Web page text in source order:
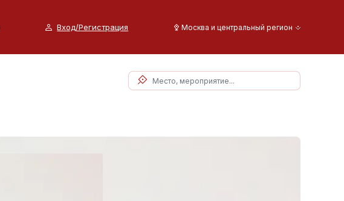
Вход/Регистрация Москва и центральный регион